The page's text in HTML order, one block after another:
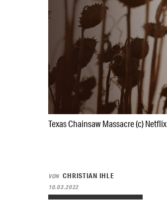
Texas Chainsaw Massacre (c) Netflix
VON CHRISTIAN IHLE
10.03.2022